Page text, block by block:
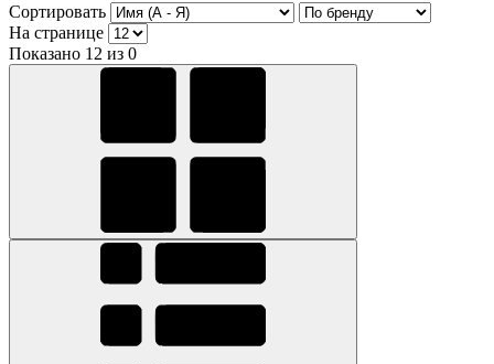
Сортировать
На странице
Показано 12 из 0